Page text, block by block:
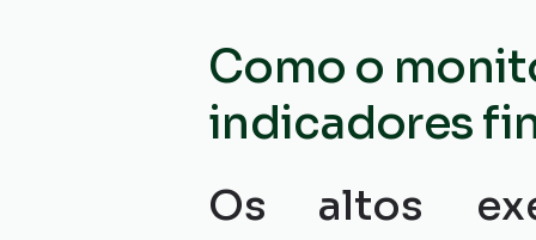
Como o
indicadores
Os altos